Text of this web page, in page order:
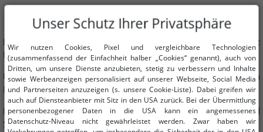
EVERLAST
Everlast ist eine 1910 in New York gegründete Marke, bekannt
für hochwertige Boxausrüstung und Sportbekleidung.
Ursprünglich auf Badebekleidung spezialisiert, entwickelte sich
Everlast zu einem führenden Anbieter im Boxsport.
Die Marke sponsert zahlreiche professionelle Boxer und
Sportveranstaltungen.
Unser Schutz Ihrer Privatsphäre
Wir nutzen Cookies, Pixel und vergleichbare Technologien
(zusammenfassend der Einfachheit halber „Cookies“ genannt), auch von
Dritten, um unsere Dienste anzubieten, stetig zu verbessern und Inhalte
sowie Werbeanzeigen personalisiert auf unserer Webseite, Social Media
und Partnerseiten anzuzeigen (s. unsere Cookie-Liste). Dabei greifen wir
auch auf Diensteanbieter mit Sitz in den USA zurück. Bei der Übermittlung
personenbezogener Daten in die USA kann ein angemessenes
Datenschutz-Niveau nicht gewährleistet werden. Zwar haben wir